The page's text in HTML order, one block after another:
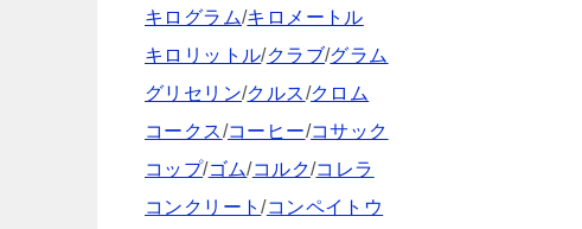
キログラム/キロメートル
キロリットル/クラブ/グラム
グリセリン/クルス/クロム
コークス/コーヒー/コサック
コップ/ゴム/コルク/コレラ
コンクリート/コンペイトウ